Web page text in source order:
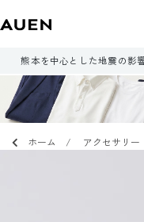
熊本を中心とした地震の影
ホーム アクセサリー